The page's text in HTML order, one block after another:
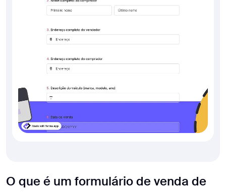
O que é um formulário de venda de